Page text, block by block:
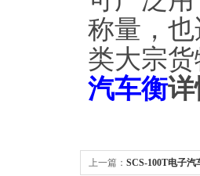
称量，
类大宗
汽车衡
上一篇： SCS-100T电子汽